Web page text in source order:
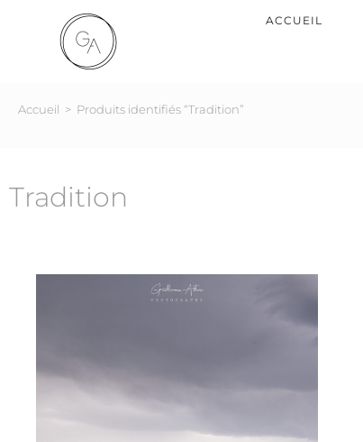
ACCUEIL
Accueil > Produits identifiés “Tradition”
Tradition